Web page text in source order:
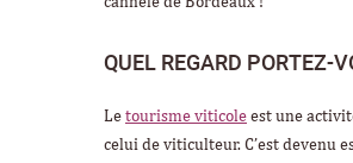
QUEL REGARD PORTEZ-
Le tourisme viticole est une
celui de viticulteur. C’est devenu